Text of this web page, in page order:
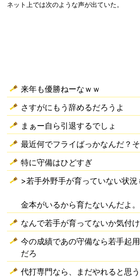
ネット上では次のような声が出ていた。
来年も優勝ねーなｗｗ
さすがにもう辞めるだろうよ
まぁー自ら引退するでしょ
最近何でフライばっかなんだ？
特に守備はひどすぎ
>若手外野手が育っていない状況
金本がいるから育たないんだよ。
なんで若手が育ってないか気付
今の成績であの守備なら若手起
だろ
代打専門なら、まだやれると思う